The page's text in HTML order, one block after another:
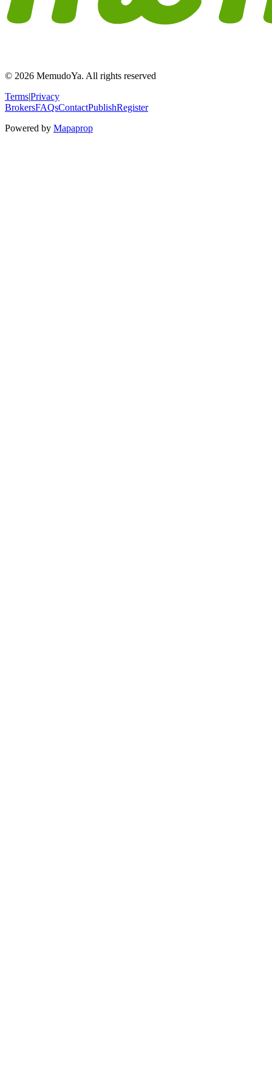
© 2026 MemudoYa. All rights reserved
Terms|Privacy
BrokersFAQsContactPublishRegister
Powered by Mapaprop